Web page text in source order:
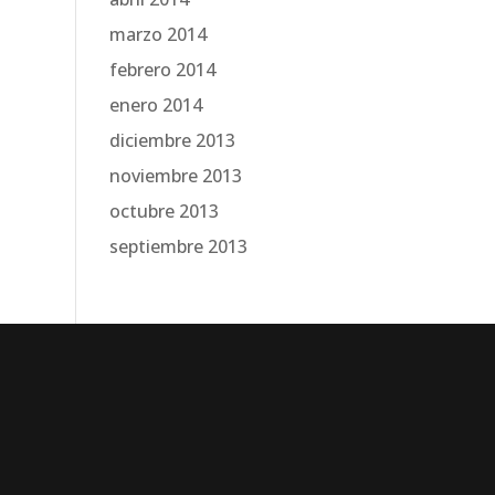
marzo 2014
febrero 2014
enero 2014
diciembre 2013
noviembre 2013
octubre 2013
septiembre 2013